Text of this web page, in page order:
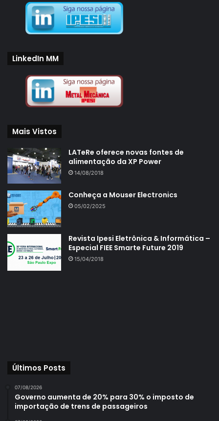
LinkedIn MM
Mais Vistos
LATeRe oferece novas fontes de
alimentação da XP Power
14/08/2018
Conheça a Mouser Electronics
05/02/2025
Revista Ipesi Eletrônica & Informática –
Especial FIEE Smarte Future 2019
15/04/2018
Últimos Posts
07/08/2026
Governo aumenta de 20% para 30% o imposto de
importação de trens de passageiros